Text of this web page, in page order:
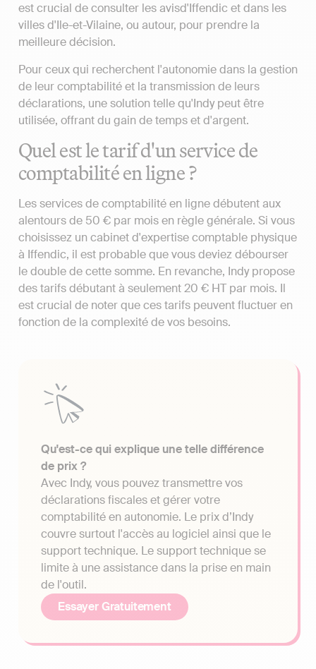
est crucial de consulter les avisd'Iffendic et dans les
villes d'Ile-et-Vilaine, ou autour, pour prendre la
meilleure décision.
Pour ceux qui recherchent l'autonomie dans la gestion
de leur comptabilité et la transmission de leurs
déclarations, une solution telle qu'Indy peut être
utilisée, offrant du gain de temps et d'argent.
Quel est le tarif d'un service de
comptabilité en ligne ?
Les services de comptabilité en ligne débutent aux
alentours de 50 € par mois en règle générale. Si vous
choisissez un cabinet d'expertise comptable physique
à Iffendic, il est probable que vous deviez débourser
le double de cette somme. En revanche, Indy propose
des tarifs débutant à seulement 20 € HT par mois. Il
est crucial de noter que ces tarifs peuvent fluctuer en
fonction de la complexité de vos besoins.
Qu'est-ce qui explique une telle différence
de prix ?
Avec Indy, vous pouvez transmettre vos
déclarations fiscales et gérer votre
comptabilité en autonomie. Le prix d’Indy
couvre surtout l'accès au logiciel ainsi que le
support technique. Le support technique se
limite à une assistance dans la prise en main
de l'outil.
Essayer Gratuitement